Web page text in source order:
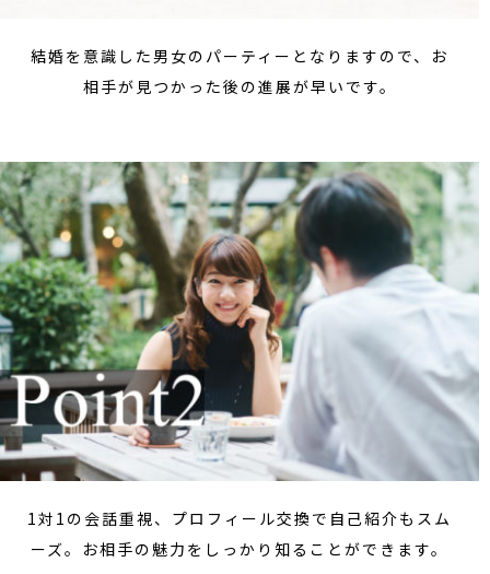
結婚を意識した男女のパーティーとなりますので、お
相手が見つかった後の進展が早いです。
1対1の会話重視、プロフィール交換で自己紹介もスム
ーズ。お相手の魅力をしっかり知ることができます。